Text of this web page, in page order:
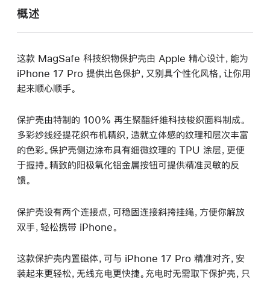
概述
这款 MagSafe 科技织物保护壳由 Apple 精心设计，能为
iPhone 17 Pro 提供出色保护，又别具个性化风格，让你用
起来顺心顺手。
保护壳由特制的 100% 再生聚酯纤维科技梭织面料制成。
多彩纱线经提花织布机精织，造就立体感的纹理和层次丰富
的色彩。保护壳侧边涂布具有细微纹理的 TPU 涂层，更便
于握持。精致的阳极氧化铝金属按钮可提供精准灵敏的反
馈。
保护壳设有两个连接点，可稳固连接斜挎挂绳，方便你解放
双手，轻松携带 iPhone。
这款保护壳内置磁体，可与 iPhone 17 Pro 精准对齐，安
装起来更轻松，无线充电更快捷。充电时无需取下保护壳，只